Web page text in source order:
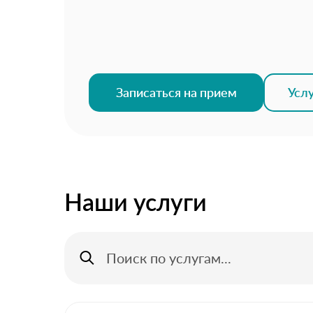
Записаться на прием
Наши услуги